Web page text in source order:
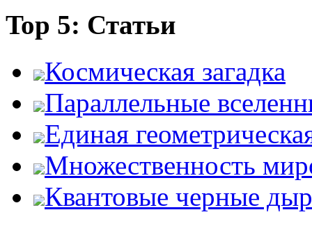
Top 5: Статьи
Космическая загадка
Параллельные
Единая
Множественность
Квантовые черные